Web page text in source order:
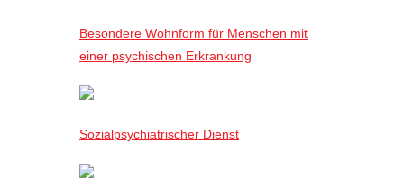
Besondere Wohnform für Menschen mit
einer psychischen Erkrankung
Sozialpsychiatrischer Dienst